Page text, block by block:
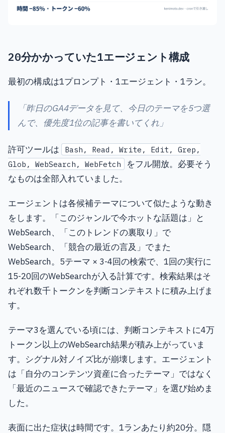
20分かかっていた1エージェント構成
最初の構成は1プロンプト・1エージェント・1ラン。
「昨日のGA4データを見て、今日のテーマを5つ選
んで、優先度1位の記事を書いてくれ」
許可ツールは
Bash, Read, Write, Edit, Grep,
Glob, WebSearch, WebFetch
をフル開放。必要そう
なものは全部入れていました。
エージェントは各候補テーマについて似たような動き
をします。「このジャンルで今ホットな話題は」と
WebSearch、「このトレンドの裏取り」で
WebSearch、「競合の最近の言及」でまた
WebSearch。5テーマ × 3-4回の検索で、1回の実行に
15-20回のWebSearchが入る計算です。検索結果はそ
れぞれ数千トークンを判断コンテキストに積み上げま
す。
テーマ3を選んでいる頃には、判断コンテキストに4万
トークン以上のWebSearch結果が積み上がっていま
す。シグナル対ノイズ比が崩壊します。エージェント
は「自分のコンテンツ資産に合ったテーマ」ではなく
「最近のニュースで確認できたテーマ」を選び始めま
した。
表面に出た症状は時間です。1ランあたり約20分。隠